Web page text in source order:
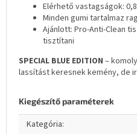
Elérhető vastagságok:
Minden gumi tartalmaz
Ajánlott: Pro-Anti-Clean
tisztítani
SPECIAL BLUE EDITION –
lassítást keresnek kemény, de
Kiegészítő paraméterek
Kategória: